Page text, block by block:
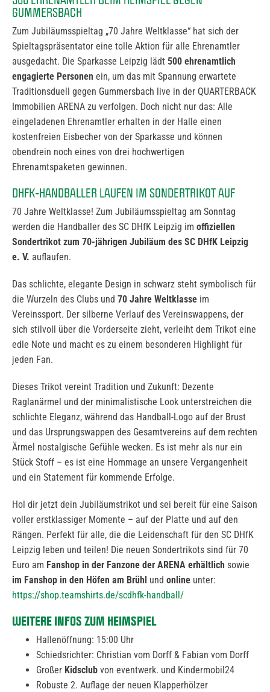
GUMMERSBACH
Zum Jubiläumsspieltag „70 Jahre Weltklasse“ hat sich der
Spieltagspräsentator eine tolle Aktion für alle Ehrenamtler
ausgedacht. Die Sparkasse Leipzig lädt 500 ehrenamtlich
engagierte Personen ein, um das mit Spannung erwartete
Traditionsduell gegen Gummersbach live in der QUARTERBACK
Immobilien ARENA zu verfolgen. Doch nicht nur das: Alle
eingeladenen Ehrenamtler erhalten in der Halle einen
kostenfreien Eisbecher von der Sparkasse und können
obendrein noch eines von drei hochwertigen
Ehrenamtspaketen gewinnen.
DHFK-HANDBALLER LAUFEN IM SONDERTRIKOT AUF
70 Jahre Weltklasse! Zum Jubiläumsspieltag am Sonntag
werden die Handballer des SC DHfK Leipzig im offiziellen
Sondertrikot zum 70-jährigen Jubiläum des SC DHfK Leipzig
e. V. auflaufen.
Das schlichte, elegante Design in schwarz steht symbolisch für
die Wurzeln des Clubs und 70 Jahre Weltklasse im
Vereinssport. Der silberne Verlauf des Vereinswappens, der
sich stilvoll über die Vorderseite zieht, verleiht dem Trikot eine
edle Note und macht es zu einem besonderen Highlight für
jeden Fan.
Dieses Trikot vereint Tradition und Zukunft: Dezente
Raglanärmel und der minimalistische Look unterstreichen die
schlichte Eleganz, während das Handball-Logo auf der Brust
und das Ursprungswappen des Gesamtvereins auf dem rechten
Ärmel nostalgische Gefühle wecken. Es ist mehr als nur ein
Stück Stoff – es ist eine Hommage an unsere Vergangenheit
und ein Statement für kommende Erfolge.
Hol dir jetzt dein Jubiläumstrikot und sei bereit für eine Saison
voller erstklassiger Momente – auf der Platte und auf den
Rängen. Perfekt für alle, die die Leidenschaft für den SC DHfK
Leipzig leben und teilen! Die neuen Sondertrikots sind für 70
Euro am Fanshop in der Fanzone der ARENA erhältlich sowie
im Fanshop in den Höfen am Brühl und online unter:
https://shop.teamshirts.de/scdhfk-handball/
WEITERE INFOS ZUM HEIMSPIEL
Hallenöffnung: 15:00 Uhr
Schiedsrichter: Christian vom Dorff & Fabian vom Dorff
Großer Kidsclub von eventwerk. und Kindermobil24
Robuste 2. Auflage der neuen Klapperhölzer